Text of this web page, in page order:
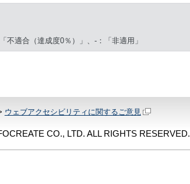
適合（達成度0％）」、-：「非適用」
ウェブアクセシビリティに関するご意見
CO., LTD. ALL RIGHTS RESERVED.